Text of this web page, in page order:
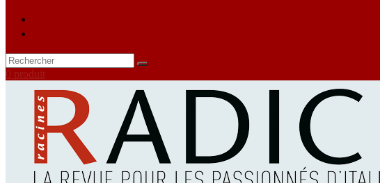
0 produit